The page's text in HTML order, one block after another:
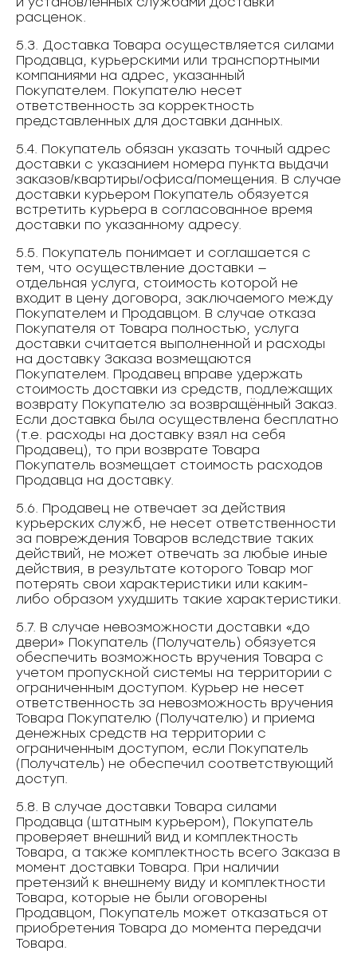
расценок.
5.3. Доставка Товара осуществляется силами
Продавца, курьерскими или транспортными
компаниями на адрес, указанный
Покупателем. Покупателю несет
ответственность за корректность
представленных для доставки данных.
5.4. Покупатель обязан указать точный адрес
доставки с указанием номера пункта выдачи
заказов/квартиры/офиса/помещения. В случае
доставки курьером Покупатель обязуется
встретить курьера в согласованное время
доставки по указанному адресу.
5.5. Покупатель понимает и соглашается с
тем, что осуществление доставки —
отдельная услуга, стоимость которой не
входит в цену договора, заключаемого между
Покупателем и Продавцом. В случае отказа
Покупателя от Товара полностью, услуга
доставки считается выполненной и расходы
на доставку Заказа возмещаются
Покупателем. Продавец вправе удержать
стоимость доставки из средств, подлежащих
возврату Покупателю за возвращённый Заказ.
Если доставка была осуществлена бесплатно
(т.е. расходы на доставку взял на себя
Продавец), то при возврате Товара
Покупатель возмещает стоимость расходов
Продавца на доставку.
5.6. Продавец не отвечает за действия
курьерских служб, не несет ответственности
за повреждения Товаров вследствие таких
действий, не может отвечать за любые иные
действия, в результате которого Товар мог
потерять свои характеристики или каким-
либо образом ухудшить такие характеристики.
5.7. В случае невозможности доставки «до
двери» Покупатель (Получатель) обязуется
обеспечить возможность вручения Товара с
учетом пропускной системы на территории с
ограниченным доступом. Курьер не несет
ответственность за невозможность вручения
Товара Покупателю (Получателю) и приема
денежных средств на территории с
ограниченным доступом, если Покупатель
(Получатель) не обеспечил соответствующий
доступ.
5.8. В случае доставки Товара силами
Продавца (штатным курьером), Покупатель
проверяет внешний вид и комплектность
Товара, а также комплектность всего Заказа в
момент доставки Товара. При наличии
претензий к внешнему виду и комплектности
Товара, которые не были оговорены
Продавцом, Покупатель может отказаться от
приобретения Товара до момента передачи
Товара.